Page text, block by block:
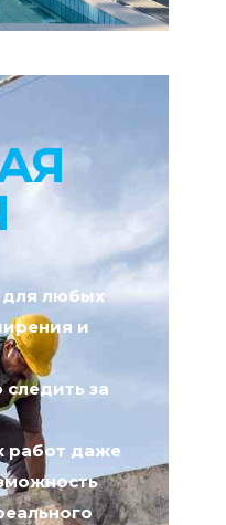
любых
и
за
работ даже